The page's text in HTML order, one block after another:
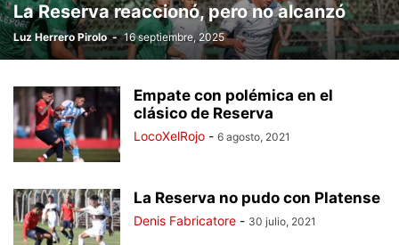
La Reserva reaccionó, pero no alcanzó
Luz Herrero Pirolo - 16 septiembre, 2025
Empate con polémica en el
clásico de Reserva
LocoXelRojo - 6 agosto, 2021
La Reserva no pudo con Platense
Denis Fabricatore - 30 julio, 2021